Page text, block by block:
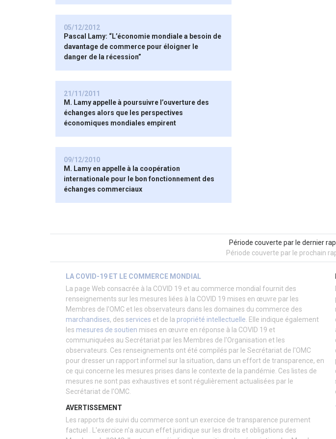
05/12/2012
Pascal Lamy: “L’économie mondiale a besoin de
davantage de commerce pour éloigner le
danger de la récession”
21/11/2011
M. Lamy appelle à poursuivre l’ouverture des
échanges alors que les perspectives
économiques mondiales empirent
09/12/2010
M. Lamy en appelle à la coopération
internationale pour le bon fonctionnement des
échanges commerciaux
Période couverte par le dernier
Période couverte par le prochain
LA COVID-19 ET LE COMMERCE MONDIAL
La page Web consacrée à la COVID 19 et au commerce mondial fournit des
renseignements sur les mesures liées à la COVID 19 mises en œuvre par les
Membres de l'OMC et les observateurs dans les domaines du commerce des
marchandises, des services et de la propriété intellectuelle . Elle indique également
les mesures de soutien mises en œuvre en réponse à la COVID 19 et
communiquées au Secrétariat par les Membres de l'Organisation et les
observateurs. Ces renseignements ont été compilés par le Secrétariat de l'OMC
pour dresser un rapport informel sur la situation, dans un effort de transparence, en
ce qui concerne les mesures prises dans le contexte de la pandémie. Ces listes de
mesures ne sont pas exhaustives et sont régulièrement actualisées par le
Secrétariat de l'OMC.
AVERTISSEMENT
Les rapports de suivi du commerce sont un exercice de transparence purement
factuel . L'exercice n'a aucun effet juridique sur les droits et obligations des